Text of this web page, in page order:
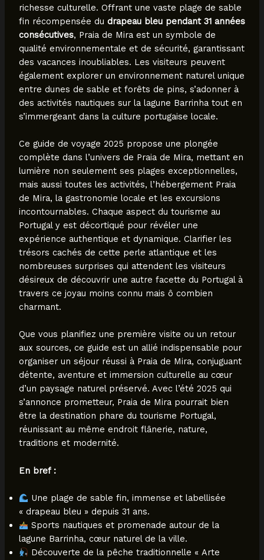
richesse culturelle. Offrant une vaste plage de sable
fin récompensée du drapeau bleu pendant 31 années
consécutives, Praia de Mira est un symbole de
qualité environnementale et de sécurité, garantissant
des vacances inoubliables. Les visiteurs peuvent
également explorer un environnement naturel unique
entre dunes de sable et forêts de pins, s’adonner à
des activités nautiques sur la lagune Barrinha tout en
s’immergeant dans la culture portugaise locale.
Ce guide de voyage 2025 propose une plongée
complète dans l’univers de Praia de Mira, mettant en
lumière non seulement ses plages exceptionnelles,
mais aussi toutes les activités, l’hébergement Praia
de Mira, la gastronomie locale et les excursions
incontournables. Chaque aspect du tourisme au
Portugal y est décortiqué pour révéler une
expérience authentique et dynamique. Clarifier les
trésors cachés de cette perle atlantique et les
nombreuses surprises qui attendent les visiteurs
désireux de découvrir une autre facette du Portugal à
travers ce joyau moins connu mais ô combien
charmant.
Que vous planifiez une première visite ou un retour
aux sources, ce guide est un allié indispensable pour
organiser un séjour réussi à Praia de Mira, conjuguant
détente, aventure et immersion culturelle au cœur
d’un paysage naturel préservé. Avec l’été 2025 qui
s’annonce prometteur, Praia de Mira pourrait bien
être la destination phare du tourisme Portugal,
réunissant au même endroit flânerie, nature,
traditions et modernité.
En bref :
Une plage de sable fin, immense et labellisée
« drapeau bleu » depuis 31 ans.
Sports nautiques et promenade autour de la
lagune Barrinha, cœur naturel de la ville.
Découverte de la pêche traditionnelle « Arte